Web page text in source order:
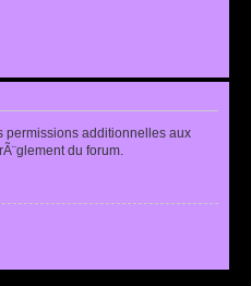
permissions additionnelles aux
du forum.